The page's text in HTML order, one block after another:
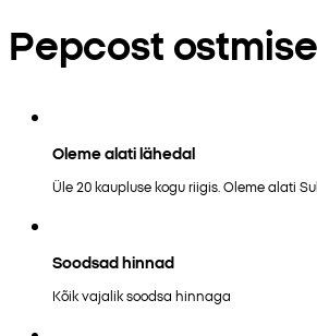
Pepcost
Oleme alati lähedal
Üle 20 kaupluse kogu riigis. Oleme alati
Soodsad hinnad
Kõik vajalik soodsa hinnaga